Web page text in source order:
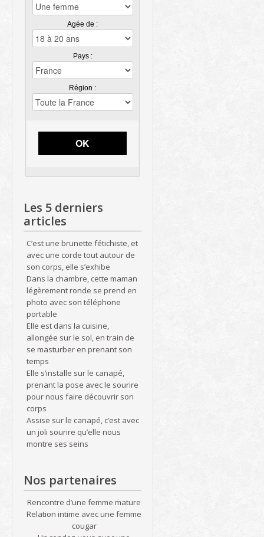
Agée de :
Pays :
Région :
OK
Les 5 derniers
articles
C’est une brunette fétichiste, et
avec une corde tout autour de
son corps, elle s’exhibe
Dans la chambre, cette maman
légèrement ronde se prend en
photo avec son téléphone
portable
Elle est dans la cuisine,
allongée sur le sol, en train de
se masturber en prenant son
temps
Elle s’installe sur le canapé,
prenant la pose avec le sourire
pour nous faire découvrir son
corps
Assise sur le canapé, c’est avec
un joli sourire qu’elle nous
montre ses seins
Nos partenaires
Rencontre d’une femme mature
Relation intime avec une femme
cougar